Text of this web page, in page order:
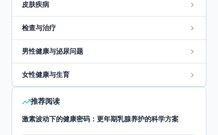
皮肤疾病
检查与治疗
男性健康与泌尿问题
女性健康与生育
推荐阅读
激素波动下的健康密码：更年期乳腺养护的科学方案